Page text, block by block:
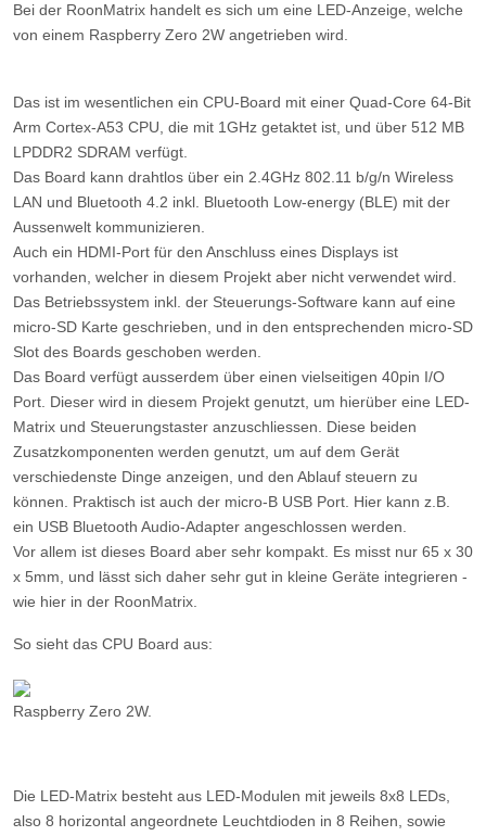
Bei der RoonMatrix handelt es sich um eine LED-Anzeige, welche
von einem Raspberry Zero 2W angetrieben wird.
Das ist im wesentlichen ein CPU-Board mit einer Quad-Core 64-Bit
Arm Cortex-A53 CPU, die mit 1GHz getaktet ist, und über 512 MB
LPDDR2 SDRAM verfügt.
Das Board kann drahtlos über ein 2.4GHz 802.11 b/g/n Wireless
LAN und Bluetooth 4.2 inkl. Bluetooth Low-energy (BLE) mit der
Aussenwelt kommunizieren.
Auch ein HDMI-Port für den Anschluss eines Displays ist
vorhanden, welcher in diesem Projekt aber nicht verwendet wird.
Das Betriebssystem inkl. der Steuerungs-Software kann auf eine
micro-SD Karte geschrieben, und in den entsprechenden micro-SD
Slot des Boards geschoben werden.
Das Board verfügt ausserdem über einen vielseitigen 40pin I/O
Port. Dieser wird in diesem Projekt genutzt, um hierüber eine LED-
Matrix und Steuerungstaster anzuschliessen. Diese beiden
Zusatzkomponenten werden genutzt, um auf dem Gerät
verschiedenste Dinge anzeigen, und den Ablauf steuern zu
können. Praktisch ist auch der micro-B USB Port. Hier kann z.B.
ein USB Bluetooth Audio-Adapter angeschlossen werden.
Vor allem ist dieses Board aber sehr kompakt. Es misst nur 65 x 30
x 5mm, und lässt sich daher sehr gut in kleine Geräte integrieren -
wie hier in der RoonMatrix.
So sieht das CPU Board aus:
Raspberry Zero 2W.
Die LED-Matrix besteht aus LED-Modulen mit jeweils 8x8 LEDs,
also 8 horizontal angeordnete Leuchtdioden in 8 Reihen, sowie